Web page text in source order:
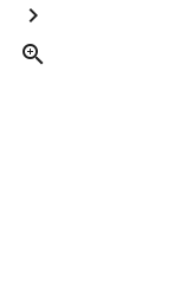

